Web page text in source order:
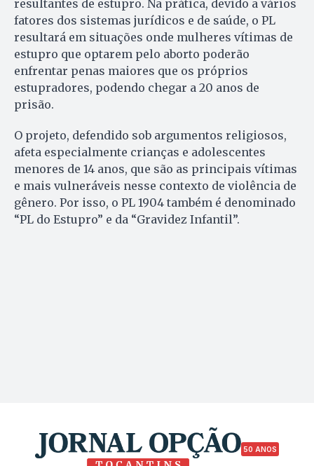
resultantes de estupro. Na prática, devido a vários
fatores dos sistemas jurídicos e de saúde, o PL
resultará em situações onde mulheres vítimas de
estupro que optarem pelo aborto poderão
enfrentar penas maiores que os próprios
estupradores, podendo chegar a 20 anos de
prisão.
O projeto, defendido sob argumentos religiosos,
afeta especialmente crianças e adolescentes
menores de 14 anos, que são as principais vítimas
e mais vulneráveis nesse contexto de violência de
gênero. Por isso, o PL 1904 também é denominado
“PL do Estupro” e da “Gravidez Infantil”.
50 ANOS